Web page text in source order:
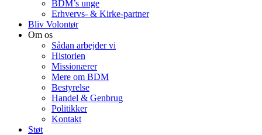
BDM’s unge
Erhvervs- & Kirke-partner
Bliv Volontør
Om os
Sådan arbejder vi
Historien
Missionærer
Mere om BDM
Bestyrelse
Handel & Genbrug
Politikker
Kontakt
Støt